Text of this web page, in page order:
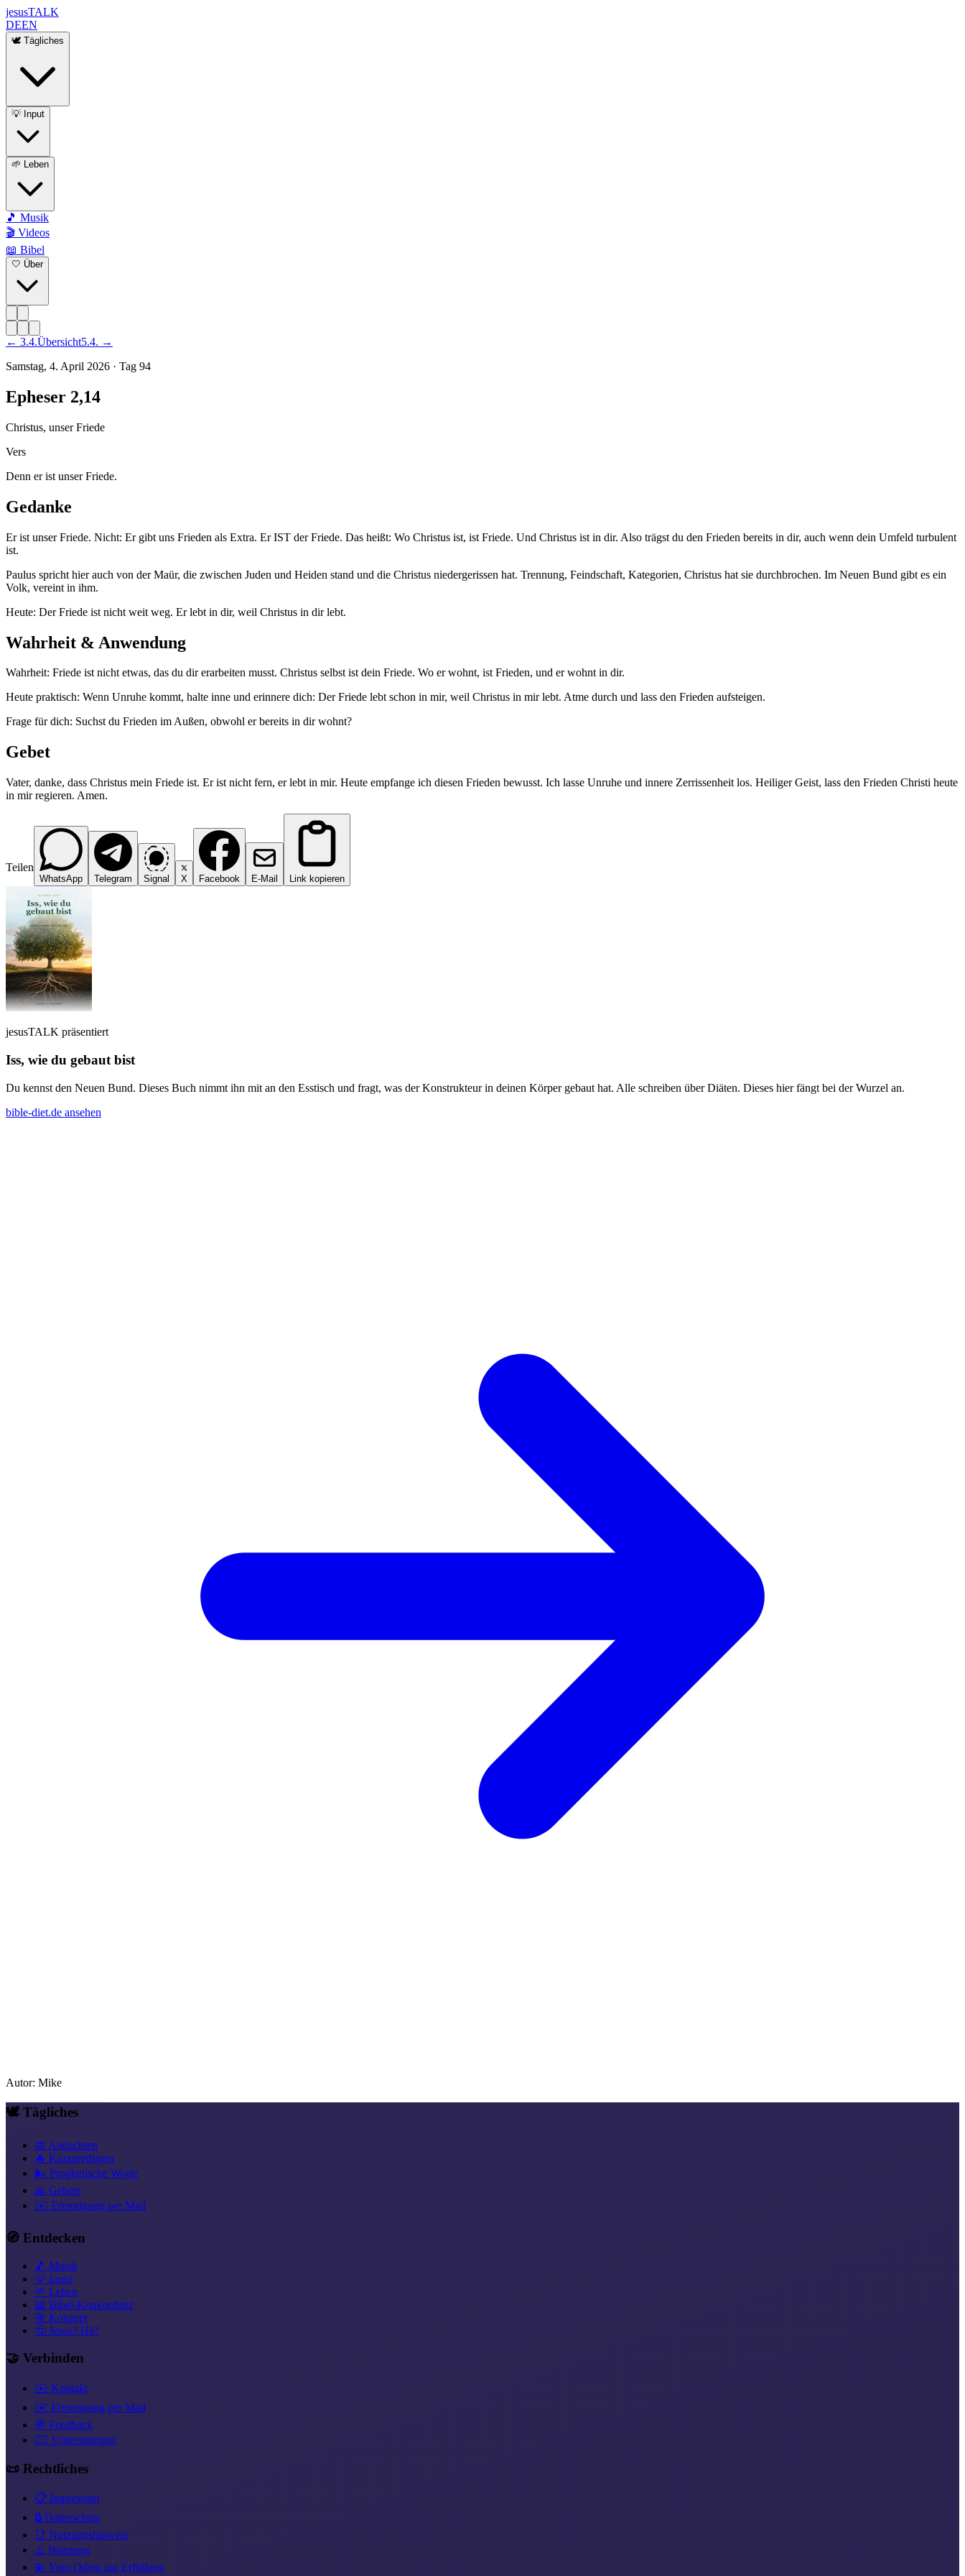
jesusTALK
DEEN
🕊️ Tägliches
💡 Input
🌱 Leben
🎵 Musik
🎬 Videos
📖 Bibel
🤍 Über
← 3.4.Übersicht5.4. →
Samstag, 4. April 2026 · Tag 94
Epheser 2,14
Christus, unser Friede
Vers
Denn er ist unser Friede.
Gedanke
Er ist unser Friede. Nicht: Er gibt uns Frieden als Extra. Er IST der Friede. Das heißt: Wo Christus ist, ist Friede. Und Christus ist in dir. Also trägst du den Frieden bereits in dir, auch wenn dein Umfeld turbulent
ist.
Paulus spricht hier auch von der Maür, die zwischen Juden und Heiden stand und die Christus niedergerissen hat. Trennung, Feindschaft, Kategorien, Christus hat sie durchbrochen. Im Neuen Bund gibt es ein
Volk, vereint in ihm.
Heute: Der Friede ist nicht weit weg. Er lebt in dir, weil Christus in dir lebt.
Wahrheit & Anwendung
Wahrheit: Friede ist nicht etwas, das du dir erarbeiten musst. Christus selbst ist dein Friede. Wo er wohnt, ist Frieden, und er wohnt in dir.
Heute praktisch: Wenn Unruhe kommt, halte inne und erinnere dich: Der Friede lebt schon in mir, weil Christus in mir lebt. Atme durch und lass den Frieden aufsteigen.
Frage für dich: Suchst du Frieden im Außen, obwohl er bereits in dir wohnt?
Gebet
Vater, danke, dass Christus mein Friede ist. Er ist nicht fern, er lebt in mir. Heute empfange ich diesen Frieden bewusst. Ich lasse Unruhe und innere Zerrissenheit los. Heiliger Geist, lass den Frieden Christi heute
in mir regieren. Amen.
Teilen
WhatsApp Telegram Signal X Facebook E-Mail Link kopieren
jesusTALK präsentiert
Iss, wie du gebaut bist
Du kennst den Neuen Bund. Dieses Buch nimmt ihn mit an den Esstisch und fragt, was der Konstrukteur in deinen Körper gebaut hat. Alle schreiben über Diäten. Dieses hier fängt bei der Wurzel an.
bible-diet.de ansehen
Autor: Mike
🕊️ Tägliches
📅 Andachten
🔥 Kurzpredigten
🌬️ Prophetische Worte
🙏 Gebete
✉️ Ermutigung per Mail
🧭 Entdecken
🎵 Musik
💡 Input
🌱 Leben
📖 Bibel-Konkordanz
🎯 Konzept
🤔 Jesus? Hä?
🤝 Verbinden
✉️ Kontakt
✉️ Ermutigung per Mail
💬 Feedback
❤️‍🔥 Unterstützung
📜 Rechtliches
📋 Impressum
🔒 Datenschutz
📑 Nutzungshinweis
⚠️ Warnung
💫 Vom Odem zur Erfüllung